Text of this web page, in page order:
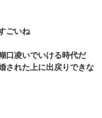
ごいね
口凌いでいける時代だ
された上に出戻りできな